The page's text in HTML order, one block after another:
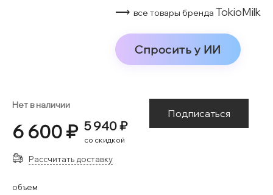
⟶ все товары бренда TokioMilk
Спросить у ИИ
Нет в наличии
6 600 ₽ 5 940 ₽
со скидкой
Подписаться
Рассчитать доставку
объем